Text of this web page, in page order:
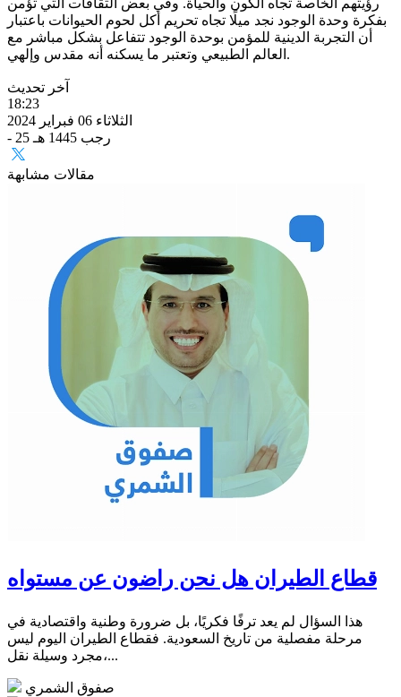
بفكرة وحدة الوجود نجد ميلًا تجاه تحريم أكل لحوم الحيوانات باعتبار
أن التجربة الدينية للمؤمن بوحدة الوجود تتفاعل بشكل مباشر مع
العالم الطبيعي وتعتبر ما يسكنه أنه مقدس وإلهي.
آخر تحديث
18:23
الثلاثاء 06 فبراير 2024
- 25 رجب 1445 هـ
مقالات مشابهة
قطاع الطيران هل نحن راضون عن مستواه
هذا السؤال لم يعد ترفًا فكريًا، بل ضرورة وطنية واقتصادية في
مرحلة مفصلية من تاريخ السعودية. فقطاع الطيران اليوم ليس
مجرد وسيلة نقل،...
صفوق الشمري